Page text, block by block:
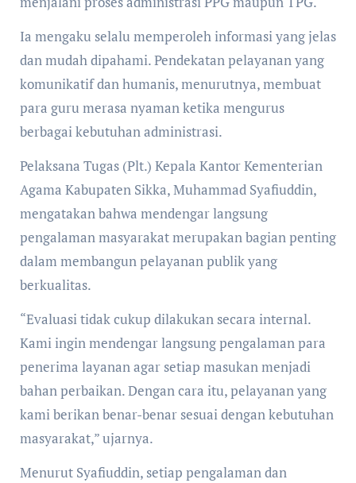
Ia mengaku selalu memperoleh informasi yang jelas
dan mudah dipahami. Pendekatan pelayanan yang
komunikatif dan humanis, menurutnya, membuat
para guru merasa nyaman ketika mengurus
berbagai kebutuhan administrasi.
Pelaksana Tugas (Plt.) Kepala Kantor Kementerian
Agama Kabupaten Sikka, Muhammad Syafiuddin,
mengatakan bahwa mendengar langsung
pengalaman masyarakat merupakan bagian penting
dalam membangun pelayanan publik yang
berkualitas.
“Evaluasi tidak cukup dilakukan secara internal.
Kami ingin mendengar langsung pengalaman para
penerima layanan agar setiap masukan menjadi
bahan perbaikan. Dengan cara itu, pelayanan yang
kami berikan benar-benar sesuai dengan kebutuhan
masyarakat,” ujarnya.
Menurut Syafiuddin, setiap pengalaman dan